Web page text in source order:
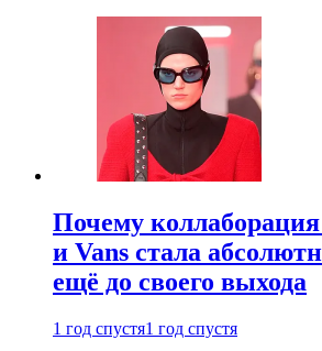
Почему
и Vans стала
ещё до своего выхода
1 год спустя1 год спустя